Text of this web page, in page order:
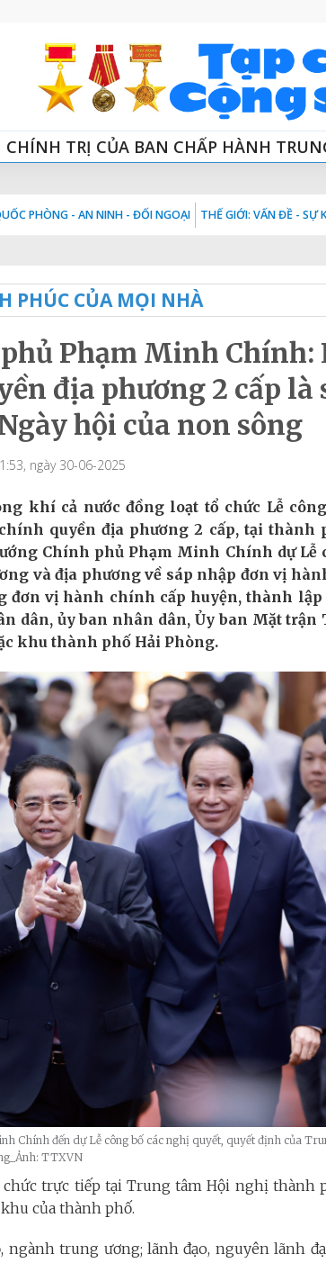
CHÍNH TRỊ CỦA BAN CHẤP HÀNH
PHÒNG - AN NINH - ĐỐI NGOẠI THẾ GIỚI: VẤN ĐỀ - SỰ
PHÚC CỦA MỌI NHÀ
Phạm Minh Chính:
địa phương 2 cấp là
hội của non sông
ngày 30-06-2025
khí cả nước đồng loạt tổ chức Lễ
quyền địa phương 2 cấp, tại thành
Chính phủ Phạm Minh Chính dự Lễ
và địa phương về sáp nhập đơn vị
đơn vị hành chính cấp huyện, thành lập
dân, ủy ban nhân dân, Ủy ban Mặt trận
khu thành phố Hải Phòng.
Chính đến dự Lễ công bố các nghị quyết, quyết định của
TTXVN
trực tiếp tại Trung tâm Hội nghị thành
của thành phố.
ngành trung ương; lãnh đạo, nguyên lãnh